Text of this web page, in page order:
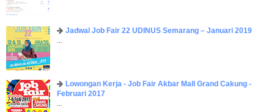
Jadwal Job Fair 22 UDINUS Semarang – Januari 2019
Lowongan Kerja - Job Fair ​Akbar ​Mall Grand Cakung -
Februari 2017